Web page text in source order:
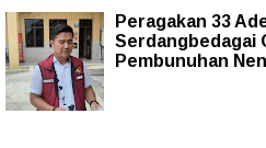
Peragakan 33
Serdangbedagai
Pembunuhan